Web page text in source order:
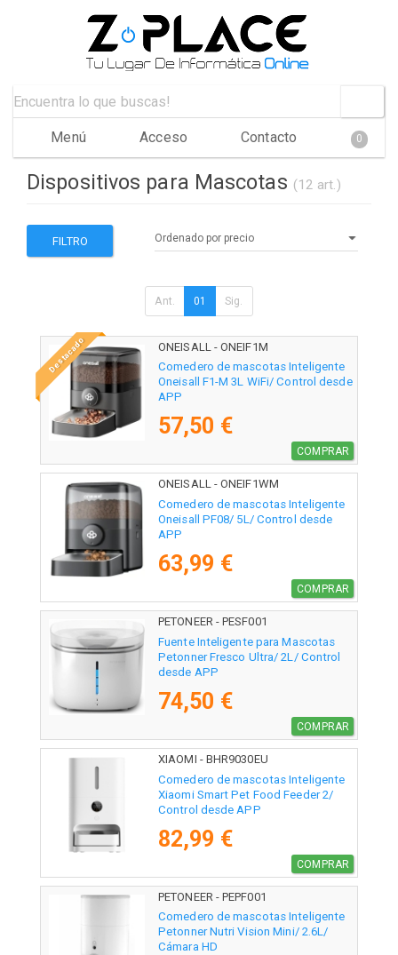
Menú Acceso Contacto 0
Dispositivos para Mascotas (12 art.)
FILTRO
Ant. 01 Sig.
Destacado
ONEISALL - ONEIF1M
Comedero de mascotas Inteligente
Oneisall F1-M 3L WiFi/ Control desde
APP
57,50 €
COMPRAR
ONEISALL - ONEIF1WM
Comedero de mascotas Inteligente
Oneisall PF08/ 5L/ Control desde
APP
63,99 €
COMPRAR
PETONEER - PESF001
Fuente Inteligente para Mascotas
Petonner Fresco Ultra/ 2L/ Control
desde APP
74,50 €
COMPRAR
XIAOMI - BHR9030EU
Comedero de mascotas Inteligente
Xiaomi Smart Pet Food Feeder 2/
Control desde APP
82,99 €
COMPRAR
PETONEER - PEPF001
Comedero de mascotas Inteligente
Petonner Nutri Vision Mini/ 2.6L/
Cámara HD